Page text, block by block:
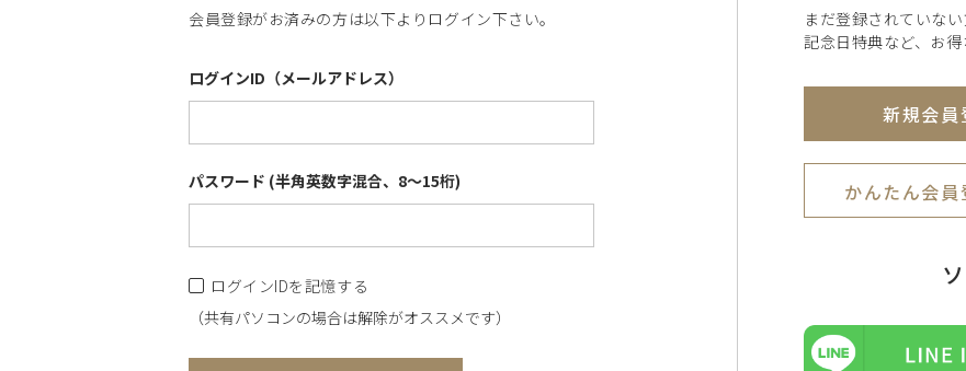
会員登録がお済みの方は以下よりログイン下さい。
ログインID（メールアドレス）
パスワード (半角英数字混合、8～15桁)
ログインIDを記憶する
（共有パソコンの場合は解除がオススメです）
まだ登録されていな
記念日特典など、お
新規会員
かんたん会員